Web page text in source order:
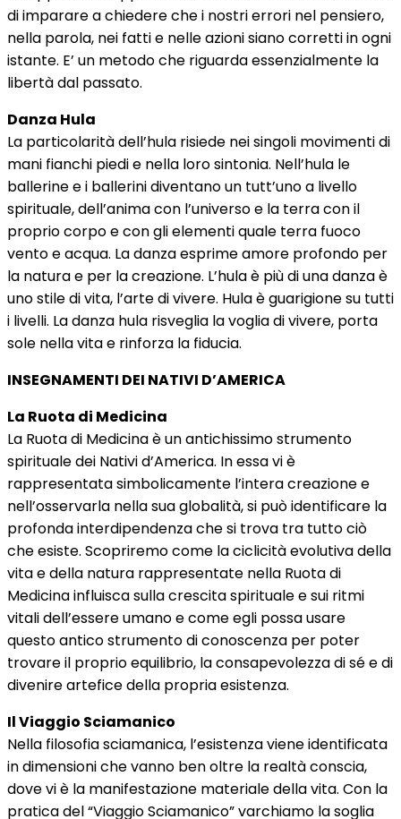
di imparare a chiedere che i nostri errori nel pensiero,
nella parola, nei fatti e nelle azioni siano corretti in ogni
istante. E’ un metodo che riguarda essenzialmente la
libertà dal passato.
Danza Hula
La particolarità dell’hula risiede nei singoli movimenti di
mani fianchi piedi e nella loro sintonia. Nell’hula le
ballerine e i ballerini diventano un tutt’uno a livello
spirituale, dell’anima con l’universo e la terra con il
proprio corpo e con gli elementi quale terra fuoco
vento e acqua. La danza esprime amore profondo per
la natura e per la creazione. L’hula è più di una danza è
uno stile di vita, l’arte di vivere. Hula è guarigione su tutti
i livelli. La danza hula risveglia la voglia di vivere, porta
sole nella vita e rinforza la fiducia.
INSEGNAMENTI DEI NATIVI D’AMERICA
La Ruota di Medicina
La Ruota di Medicina è un antichissimo strumento
spirituale dei Nativi d’America. In essa vi è
rappresentata simbolicamente l’intera creazione e
nell’osservarla nella sua globalità, si può identificare la
profonda interdipendenza che si trova tra tutto ciò
che esiste. Scopriremo come la ciclicità evolutiva della
vita e della natura rappresentate nella Ruota di
Medicina influisca sulla crescita spirituale e sui ritmi
vitali dell’essere umano e come egli possa usare
questo antico strumento di conoscenza per poter
trovare il proprio equilibrio, la consapevolezza di sé e di
divenire artefice della propria esistenza.
Il Viaggio Sciamanico
Nella filosofia sciamanica, l’esistenza viene identificata
in dimensioni che vanno ben oltre la realtà conscia,
dove vi è la manifestazione materiale della vita. Con la
pratica del “Viaggio Sciamanico” varchiamo la soglia